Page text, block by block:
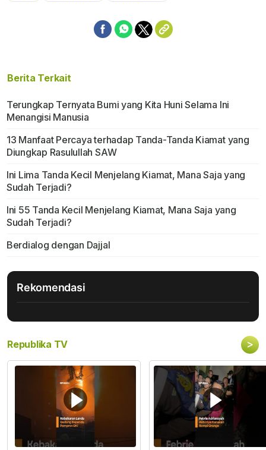
Berita Terkait
Terungkap Ternyata Bumi yang Kita Huni Selama Ini
Menangisi Manusia
13 Manfaat Percaya terhadap Tanda-Tanda Kiamat yang
Diungkap Rasulullah SAW
Ini Lima Tanda Kecil Menjelang Kiamat, Mana Saja yang
Sudah Terjadi?
Ini 55 Tanda Kecil Menjelang Kiamat, Mana Saja yang
Sudah Terjadi?
Berdialog dengan Dajjal
Rekomendasi
Republika TV >